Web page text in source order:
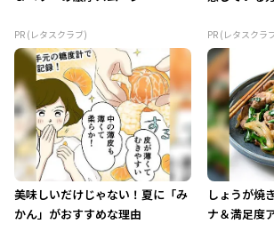
PR (レタスクラブ) PR (レタスクラ
美味しいだけじゃない！夏に「み
かん」がおすすめな理由
しょうが焼
ナ＆満足度